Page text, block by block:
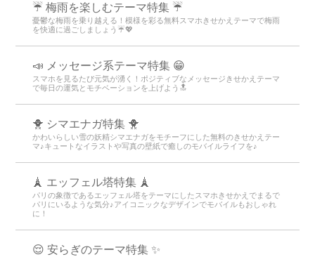
☔ 梅雨を楽しむテーマ特集 ☔
憂鬱な梅雨を乗り越える！模様を彩る無料スマホきせかえテーマで梅雨
を快適に過ごしましょう☔💖
📣 メッセージ系テーマ特集 😁
スマホを見るたび元気が湧く！ポジティブなメッセージきせかえテーマ
で毎日の運気とモチベーションを上げよう🔝
🐥 シマエナガ特集 🐥
かわいらしい雪の妖精シマエナガをモチーフにした無料のきせかえテー
マ♪キュートなイラストや写真の壁紙で癒しのモバイルライフを♪
🗼 エッフェル塔特集 🗼
パリの象徴であるエッフェル塔をテーマにしたスマホきせかえでまるで
パリにいるような気分♪アイコニックなデザインでモバイルもおしゃれ
に！
😌 安らぎのテーマ特集 ✨